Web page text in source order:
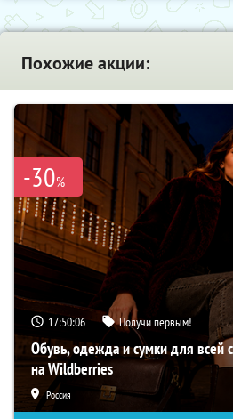
Похожие акции:
-30%
17:50:06 Получи первым!
Обувь, одежда и сумки для всей
на Wildberries
Россия